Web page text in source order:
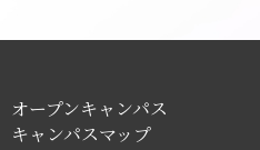
オープンキャンパス
キャンパスマップ